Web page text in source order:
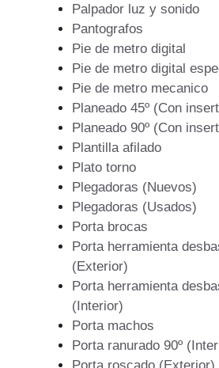
Palpador luz y sonido
Pantografos
Pie de metro digital
Pie de metro digital
Pie de metro mecanico
Planeado 45º (Con
Planeado 90º (Con
Plantilla afilado
Plato torno
Plegadoras (Nuevos)
Plegadoras (Usados)
Porta brocas
Porta herramienta
(Exterior)
Porta herramienta
(Interior)
Porta machos
Porta ranurado 90º